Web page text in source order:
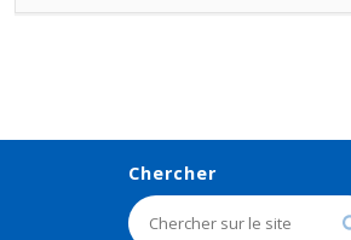
Chercher